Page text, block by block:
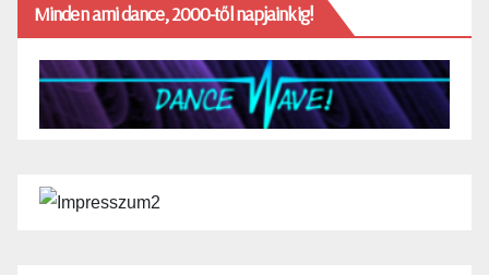
Minden ami dance, 2000-től napjainkig!